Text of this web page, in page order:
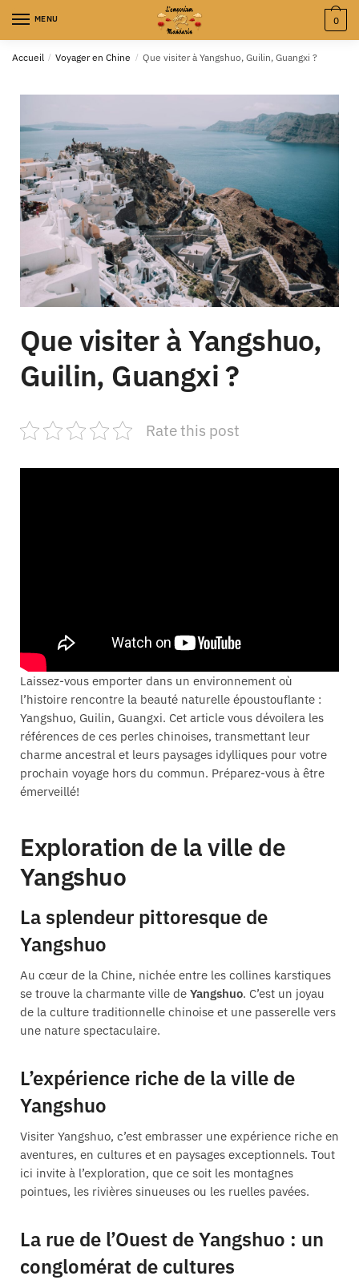
MENU 0
Accueil / Voyager en Chine / Que visiter à Yangshuo, Guilin, Guangxi ?
Que visiter à Yangshuo,
Guilin, Guangxi ?
Rate this post
Laissez-vous emporter dans un environnement où
l’histoire rencontre la beauté naturelle époustouflante :
Yangshuo, Guilin, Guangxi. Cet article vous dévoilera les
références de ces perles chinoises, transmettant leur
charme ancestral et leurs paysages idylliques pour votre
prochain voyage hors du commun. Préparez-vous à être
émerveillé!
Exploration de la ville de
Yangshuo
La splendeur pittoresque de
Yangshuo
Au cœur de la Chine, nichée entre les collines karstiques
se trouve la charmante ville de Yangshuo. C’est un joyau
de la culture traditionnelle chinoise et une passerelle vers
une nature spectaculaire.
L’expérience riche de la ville de
Yangshuo
Visiter Yangshuo, c’est embrasser une expérience riche en
aventures, en cultures et en paysages exceptionnels. Tout
ici invite à l’exploration, que ce soit les montagnes
pointues, les rivières sinueuses ou les ruelles pavées.
La rue de l’Ouest de Yangshuo : un
conglomérat de cultures